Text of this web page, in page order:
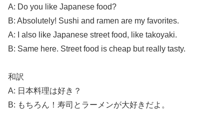
A: Do you like Japanese food?
B: Absolutely! Sushi and ramen are my favorites.
A: I also like Japanese street food, like takoyaki.
B: Same here. Street food is cheap but really tasty.
和訳
A: 日本料理は好き？
B: もちろん！寿司とラーメンが大好きだよ。